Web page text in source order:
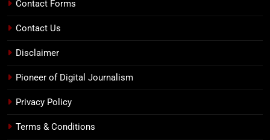
Contact Forms
Contact Us
Disclaimer
Pioneer of Digital Journalism
Privacy Policy
Terms & Conditions